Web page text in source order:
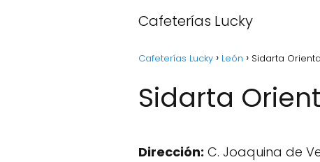
Cafeterías Lucky
Cafeterías Lucky León Sidarta
Sidarta
Dirección: C. Joaquina de